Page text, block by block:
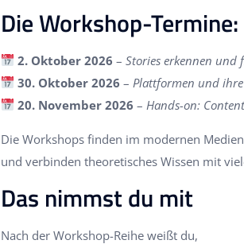
Die Workshop-Termine:
2. Oktober 2026 –Stories erkennen und
30. Oktober 2026 – Plattformen und
20. November 2026 – Hands-on:
Die Workshops finden im modernen
und verbinden theoretisches Wissen mit
Das nimmst du mit
Nach der Workshop-Reihe weißt du,